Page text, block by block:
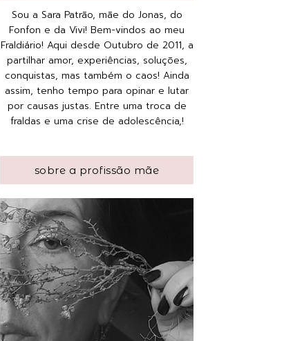
Sou a Sara Patrão, mãe do Jonas, do
Fonfon e da Vivi! Bem-vindos ao meu
Fraldiário! Aqui desde Outubro de 2011, a
partilhar amor, experiências, soluções,
conquistas, mas também o caos! Ainda
assim, tenho tempo para opinar e lutar
por causas justas. Entre uma troca de
fraldas e uma crise de adolescência,!
sobre a profissão mãe